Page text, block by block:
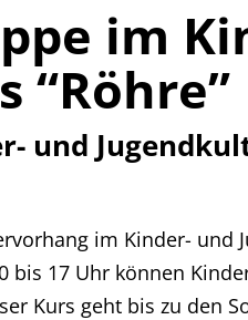
im
“Röhre”
und
im Kinder- und
bis 17 Uhr können
Kurs geht bis zu den